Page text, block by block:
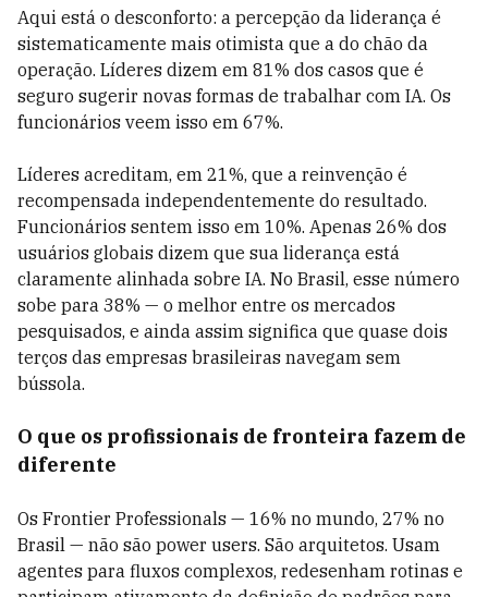
Aqui está o desconforto: a percepção da liderança é
sistematicamente mais otimista que a do chão da
operação. Líderes dizem em 81% dos casos que é
seguro sugerir novas formas de trabalhar com IA. Os
funcionários veem isso em 67%.
Líderes acreditam, em 21%, que a reinvenção é
recompensada independentemente do resultado.
Funcionários sentem isso em 10%. Apenas 26% dos
usuários globais dizem que sua liderança está
claramente alinhada sobre IA. No Brasil, esse número
sobe para 38% — o melhor entre os mercados
pesquisados, e ainda assim significa que quase dois
terços das empresas brasileiras navegam sem
bússola.
O que os profissionais de fronteira fazem de
diferente
Os Frontier Professionals — 16% no mundo, 27% no
Brasil — não são power users. São arquitetos. Usam
agentes para fluxos complexos, redesenham rotinas e